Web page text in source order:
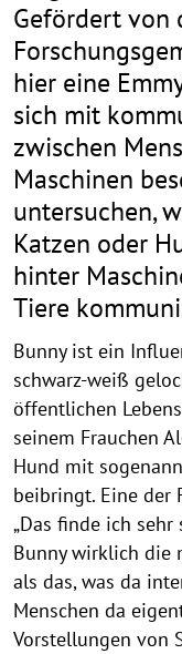
Gefördert von
hier eine
sich mit
zwischen
Maschinen
untersuchen,
Katzen oder
hinter
Tiere
Bunny ist ein
schwarz-weiß
öffentlichen
seinem Frauchen
Hund mit
beibringt. Eine der
„Das finde ich
Bunny wirklich die
als das, was da
Menschen da
Vorstellungen von